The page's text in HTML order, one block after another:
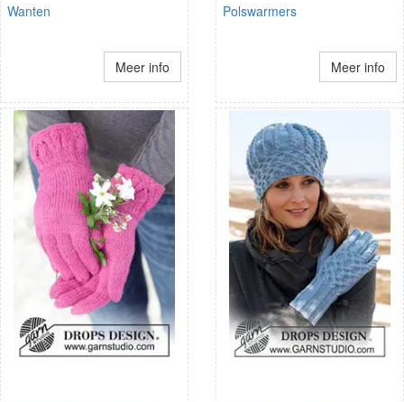
Wanten
Meer info
Polswarmers
Meer info